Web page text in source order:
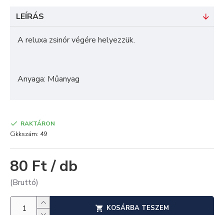
LEÍRÁS
A reluxa zsinór végére helyezzük.
Anyaga: Műanyag
80 Ft / db
(Bruttó)
RAKTÁRON
Cikkszám: 49
KOSÁRBA TESZEM